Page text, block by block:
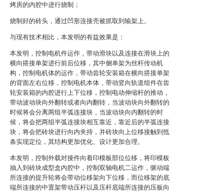
烤房的内腔中进行烧制；
烧制好的砖头，通过凹形连接壳被抓取到输架上。
与现有技术相比，本发明的有益效果是：
本发明，控制电机件运作，带动滑块以及连接在滑块上的
横向搭接单架进行前后位移，其中侧单架为丝杆传动机
构，控制电机体的运作，带动齿轮安装箱在横向搭接单架
的背面左右位移，控制电机本体，带动竖向轨道组件在齿
轮安装箱的内腔进行上下位移，控制电动伸缩杆的推动，
带动波动块向外翻转或者向内翻转，当波动块向外翻转的
时候将会分离两组半弧连接块，当波动块向内翻转的时
候，将会把两组半弧连接块相互靠近，靠近后的半弧连接
块，将会把砖块进行向内夹持，并砖块向上位移接触到抵
条实现定位，其结构更加优化、设计更加合理。
本发明，控制外载对接件向着印模板部位位移，将印模板
抽入到砖块成型盒内腔中，控制双轴电机二运作，驱动端
所连接的提升轮将会带动位移架向下位移，而位移架的底
端所连接的中置架带动压杆以及压杆底端所连接的压板向